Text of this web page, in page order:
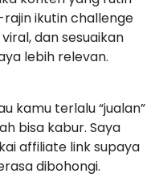
ikutin challenge
dan sesuaikan
lebih relevan.
kamu terlalu “jualan”
bisa kabur. Saya
affiliate link supaya
dibohongi.